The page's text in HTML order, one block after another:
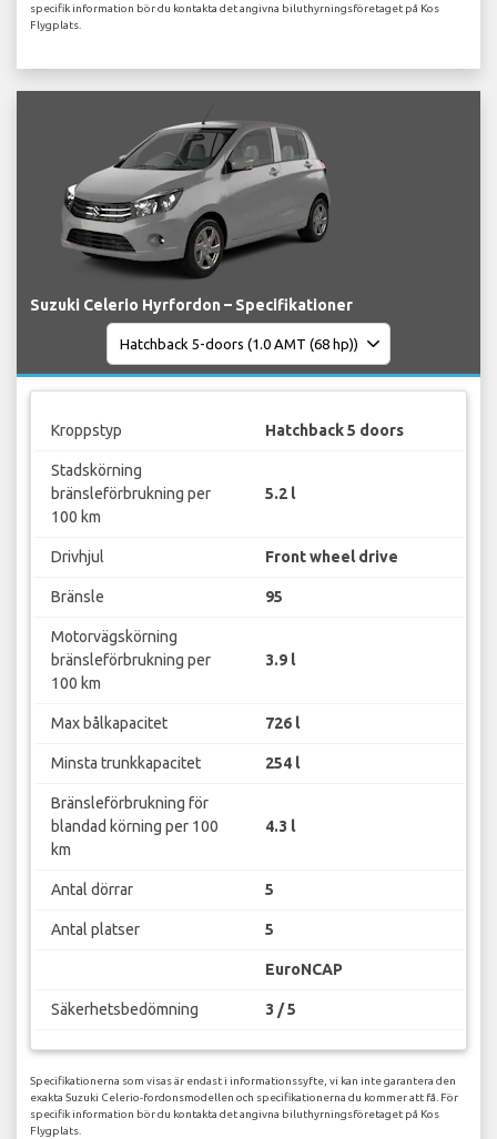
specifik information bör du kontakta det angivna biluthyrningsföretaget på Kos
Flygplats.
Suzuki Celerio Hyrfordon – Specifikationer
Kroppstyp Hatchback 5 doors
Stadskörning
bränsleförbrukning per
100 km
5.2 l
Drivhjul Front wheel drive
Bränsle 95
Motorvägskörning
bränsleförbrukning per
100 km
3.9 l
Max bålkapacitet 726 l
Minsta trunkkapacitet 254 l
Bränsleförbrukning för
blandad körning per 100
km
4.3 l
Antal dörrar 5
Antal platser 5
EuroNCAP
Säkerhetsbedömning 3 / 5
Specifikationerna som visas är endast i informationssyfte, vi kan inte garantera den
exakta Suzuki Celerio-fordonsmodellen och specifikationerna du kommer att få. För
specifik information bör du kontakta det angivna biluthyrningsföretaget på Kos
Flygplats.